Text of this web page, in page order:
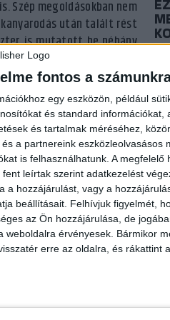
fontos a
egy eszközön, például
és standard információkat,
és tartalmak méréséhez,
a partnereink eszközleolvasásos
is felhasználhatunk. A megfelelő
leírtak szerint adatkezelést
a hozzájárulást, vagy a
beállításait. Felhívjuk figyelmét,
az Ön hozzájárulása, de
érvényesek. Bármikor
erre az oldalra, és rákattint
Szép megoldásokban nem
után talált rést
is mutatott be néhány
góllal vezettünk harminc
az ellenfél edzője.
hathatós segítségével,
lőtt, a volt némi esély a
ezzel már a számunkra
hét gólnál nem volt kisebb
aki háromszor is betalált. A
gólos sikert aratott
a legjobb az NB II-es
is meg kell nyernie